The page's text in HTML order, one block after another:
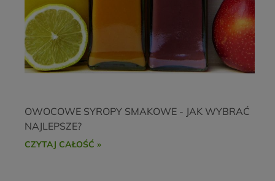
OWOCOWE SYROPY SMAKOWE - JAK WYBRAĆ
NAJLEPSZE?
CZYTAJ CAŁOŚĆ »